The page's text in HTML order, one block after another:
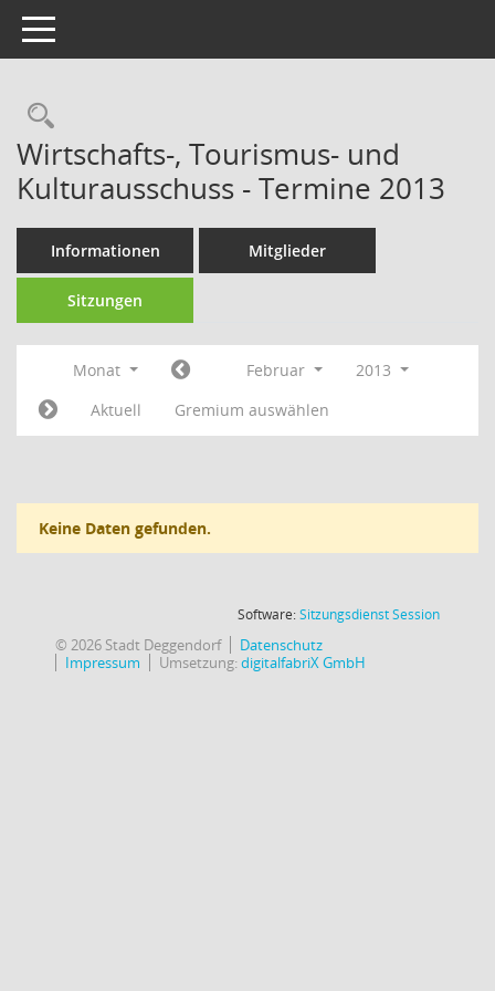
Toggle navigation
Rechercheauswahl
Wirtschafts-, Tourismus- und
Kulturausschuss - Termine 2013
Informationen Mitglieder
Sitzungen
Monat Februar
2013
Aktuell
Gremium auswählen
Keine Daten gefunden.
Software:SitzungsdienstSession(Wird in
© 2026 Stadt Deggendorf
Datenschutz
Impressum
Umsetzung:digitalfabriX GmbH